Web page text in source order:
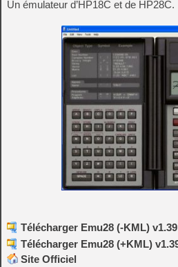
Un émulateur d’HP18C et de HP28C.
Télécharger Emu28 (-KML)
Télécharger Emu28 (+KML)
Site Officiel